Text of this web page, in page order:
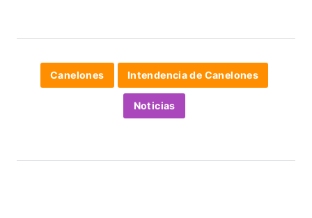
Canelones Intendencia de Canelones
Noticias